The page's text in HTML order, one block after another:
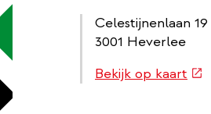
Celestijnenlaan 19
3001 Heverlee
Routebeschrijving
Bekijk op kaart